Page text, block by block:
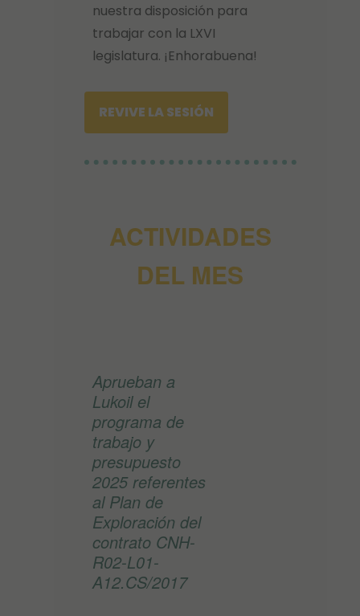
nuestra disposición para
trabajar con la LXVI
legislatura. ¡Enhorabuena!
REVIVE LA SESIÓN
ACTIVIDADES
DEL MES
Aprueban a
Lukoil el
programa de
trabajo y
presupuesto
2025 referentes
al Plan de
Exploración del
contrato CNH-
R02-L01-
A12.CS/2017